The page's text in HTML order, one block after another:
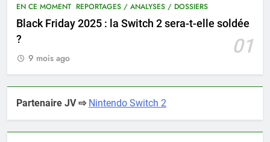
EN CE MOMENT REPORTAGES / ANALYSES / DOSSIERS
Black Friday 2025 : la Switch 2 sera-t-elle soldée
?
01
9 mois ago
Partenaire JV ⇨ Nintendo Switch 2